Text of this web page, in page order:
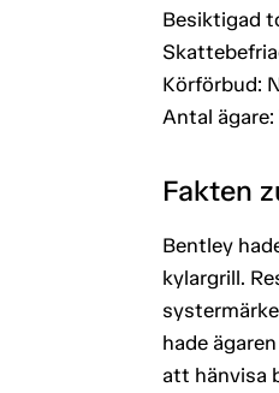
Besiktigad
Körförbud:
Antal ägare:
Fakten
Bentley
kylargrill.
hade
att hänvisa